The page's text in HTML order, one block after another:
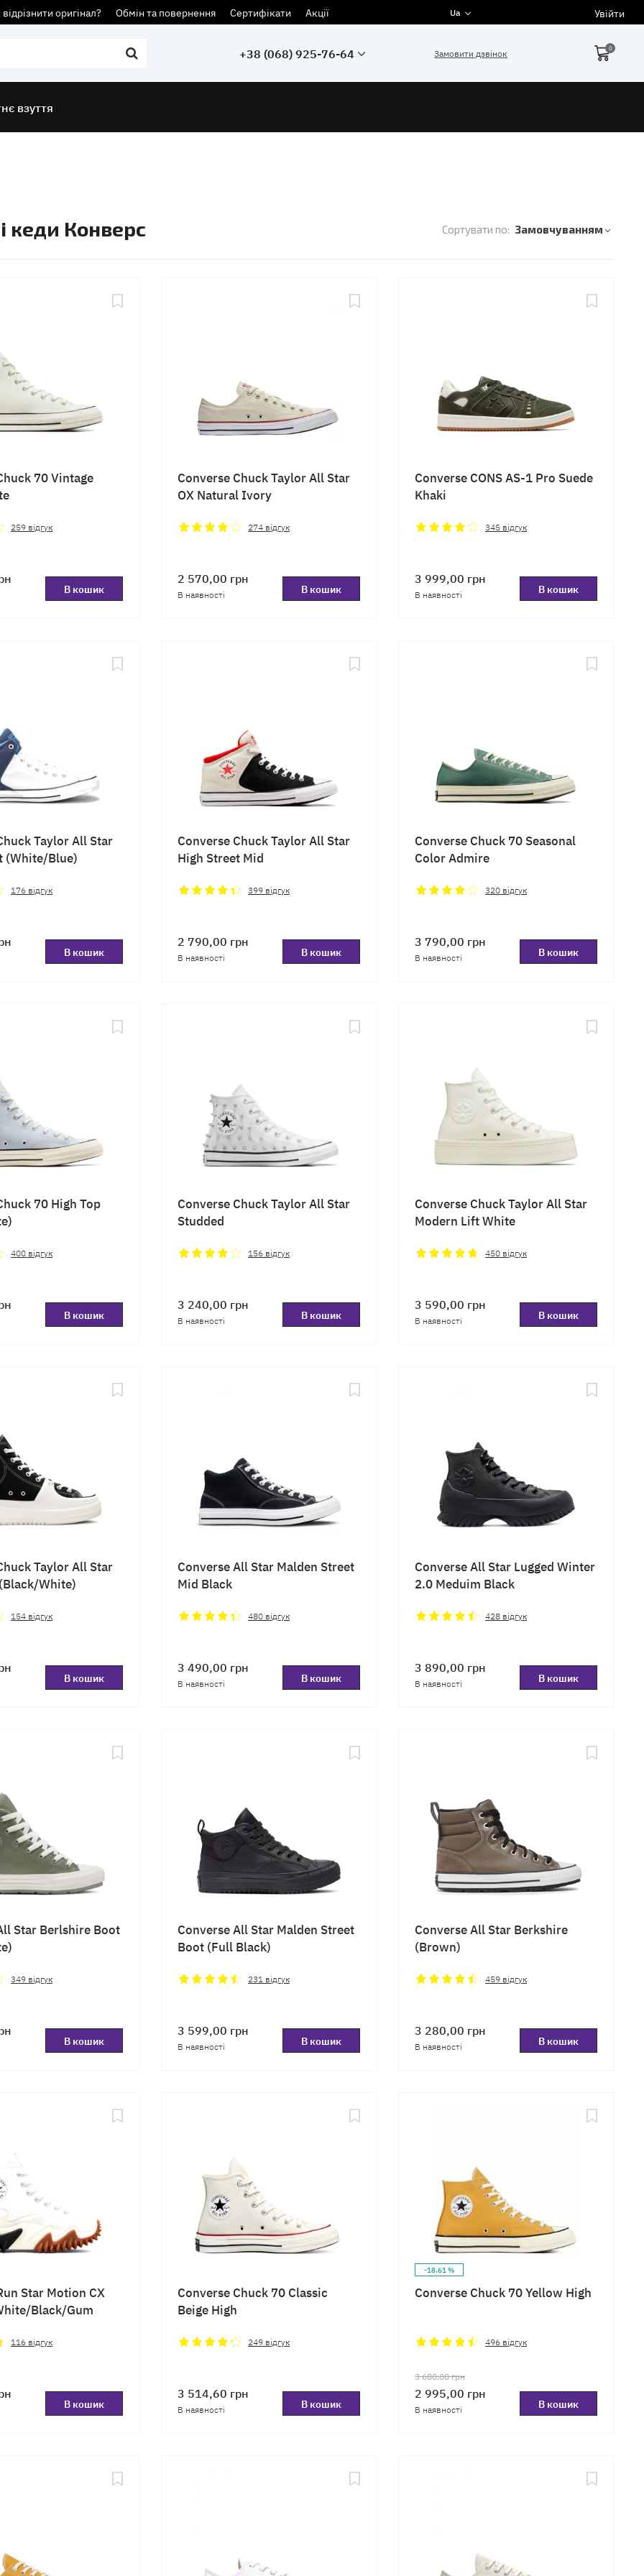
оригінал? Обмін та повернення Сертифікати Акції Ua Увійти
+38 (068) 925-76-64 Замовити дзвінок 0
взуття
кеди Конверс Сортувати по: Замовчуванням
70 Vintage
259 відгук
В кошик
Converse Chuck Taylor All Star
OX Natural Ivory
274 відгук
2 570,00 грн
В наявності В кошик
Converse CONS AS-1 Pro Suede
Khaki
345 відгук
3 999,00 грн
В наявності В кошик
Taylor All Star
(White/Blue)
176 відгук
В кошик
Converse Chuck Taylor All Star
High Street Mid
399 відгук
2 790,00 грн
В наявності В кошик
Converse Chuck 70 Seasonal
Color Admire
320 відгук
3 790,00 грн
В наявності В кошик
70 High Top
400 відгук
В кошик
Converse Chuck Taylor All Star
Studded
156 відгук
3 240,00 грн
В наявності В кошик
Converse Chuck Taylor All Star
Modern Lift White
450 відгук
3 590,00 грн
В наявності В кошик
Taylor All Star
White)
154 відгук
В кошик
Converse All Star Malden Street
Mid Black
480 відгук
3 490,00 грн
В наявності В кошик
Converse All Star Lugged Winter
2.0 Meduim Black
428 відгук
3 890,00 грн
В наявності В кошик
Star Berlshire Boot
349 відгук
В кошик
Converse All Star Malden Street
Boot (Full Black)
231 відгук
3 599,00 грн
В наявності В кошик
Converse All Star Berkshire
(Brown)
459 відгук
3 280,00 грн
В наявності В кошик
Star Motion CX
Black/Gum
116 відгук
В кошик
Converse Chuck 70 Classic
Beige High
249 відгук
3 514,60 грн
В наявності В кошик
-18.61 %
Converse Chuck 70 Yellow High
496 відгук
3 680,00грн
2 995,00 грн
В наявності В кошик